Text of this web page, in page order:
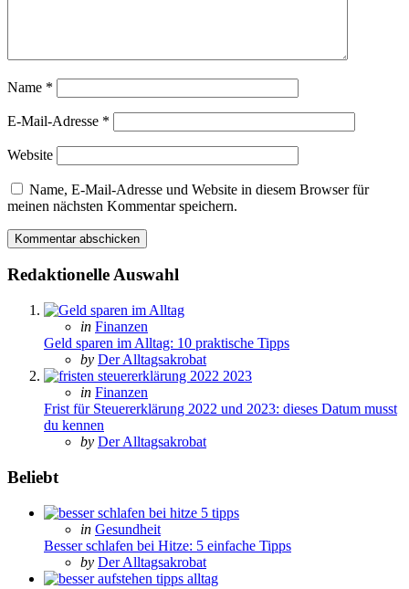
Name *
E-Mail-Adresse *
Website
Name, E-Mail-Adresse und Website in diesem Browser für
meinen nächsten Kommentar speichern.
Redaktionelle Auswahl
Posted
in
in Finanzen
Geld sparen im Alltag: 10 praktische Tipps
Posted
by Der Alltagsakrobat
Posted
in
in Finanzen
Frist für Steuererklärung 2022 und 2023: dieses Datum musst
du kennen
Posted
by Der Alltagsakrobat
Beliebt
Posted
in
in Gesundheit
Besser schlafen bei Hitze: 5 einfache Tipps
Posted
by Der Alltagsakrobat